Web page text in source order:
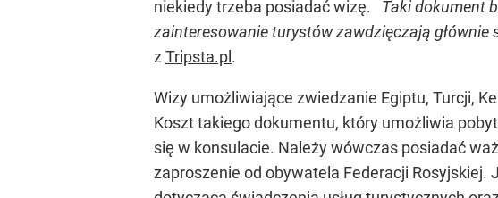
niekiedy trzeba posiadać wizę.
Taki dokument
zainteresowanie turystów zawdzięczają
z Tripsta.pl .
Wizy umożliwiające zwiedzanie Egiptu, Turcji,
Koszt takiego dokumentu, który umożliwia
się w konsulacie. Należy wówczas posiadać
zaproszenie od obywatela Federacji